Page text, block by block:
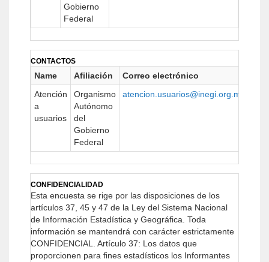
Gobierno
Federal
CONTACTOS
Name Afiliación Correo electrónico
Atención
a
usuarios
Organismo
Autónomo
del
Gobierno
Federal
atencion.usuarios@inegi.org.mx
CONFIDENCIALIDAD
Esta encuesta se rige por las disposiciones de los
artículos 37, 45 y 47 de la Ley del Sistema Nacional
de Información Estadística y Geográfica. Toda
información se mantendrá con carácter estrictamente
CONFIDENCIAL.
Artículo 37: Los datos que
proporcionen para fines estadísticos los Informantes